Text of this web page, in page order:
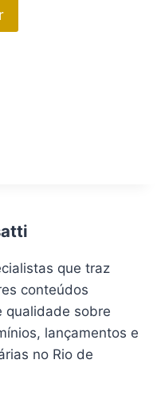
que traz
conteúdos
qualidade sobre
lançamentos e
no Rio de